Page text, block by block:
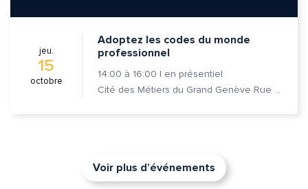
jeu.
15
octobre
Adoptez les codes du monde
professionnel
14:00 à 16:00 | en présentiel
Cité des Métiers du Grand Genève Rue Prévost-Martin 6 1205 Genève
Voir plus d’événements